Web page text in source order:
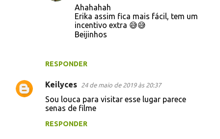
RESPONDER
Ahahahah
Erika assim fica mais fácil, tem um
incentivo extra 😅😅
Beijinhos
Keilyces 24 de maio de 2019 às 20:37
Sou louca para visitar esse lugar parece
senas de filme
RESPONDER